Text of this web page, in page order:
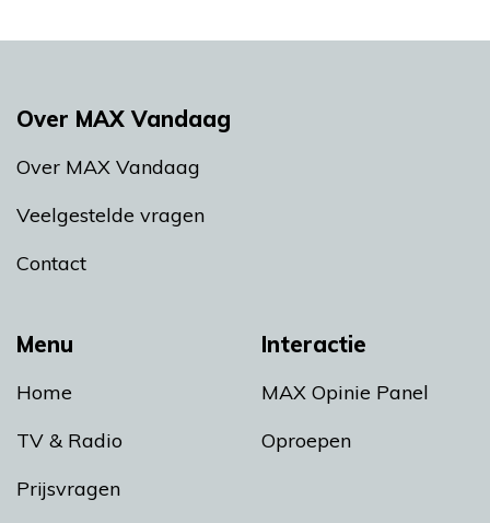
Menu
Home
TV & Radio
Prijsvragen
Interactie
MAX Opinie Panel
Oproepen
Over MAX Vandaag
Over MAX Vandaag
Veelgestelde vragen
Contact